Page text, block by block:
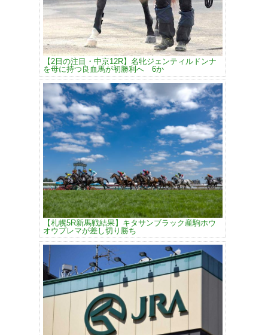
【2日の注目・中京12R】名牝ジェンティルドンナ
を母に持つ良血馬が初勝利へ 6か
【札幌5R新馬戦結果】キタサンブラック産駒ホウ
オウプレマが差し切り勝ち